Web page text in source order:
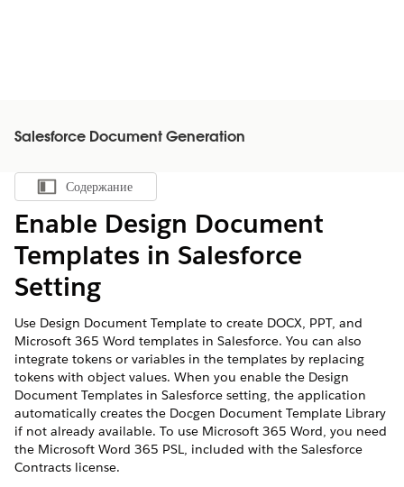
Salesforce Document Generation
Показать содержание
Содержание
Enable Design Document
Templates in Salesforce
Setting
Use Design Document Template to create DOCX, PPT, and
Microsoft 365 Word templates in Salesforce. You can also
integrate tokens or variables in the templates by replacing
tokens with object values. When you enable the Design
Document Templates in Salesforce setting, the application
automatically creates the Docgen Document Template Library
if not already available. To use Microsoft 365 Word, you need
the Microsoft Word 365 PSL, included with the Salesforce
Contracts license.